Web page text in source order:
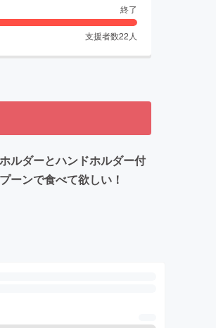
終了
支援者数22 人
ルダーとハンドホルダー付
ーンで食べて欲しい！